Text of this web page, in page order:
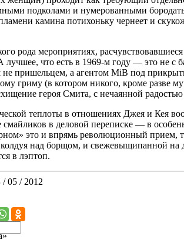
подколами и нумерованными
камина потихоньку чернеет и
рода мероприятиях,
лучшее, что есть в 1969-м году — это не с
не пришельцем, а агентом MiB под
гриму (в котором никого, кроме разве
героя Смита, с нечаянной
теплоты в отношениях Джея и Кея
в деловой переписке — в
это и впрямь революционный
колдуя над борщом, и свежевыщипанной на
в лэптоп.
/ 05 / 2012